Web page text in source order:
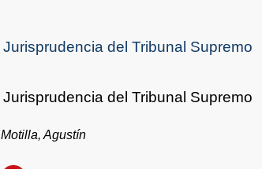
Jurisprudencia del Tribunal Supremo
Jurisprudencia del Tribunal Supremo
Motilla, Agustín